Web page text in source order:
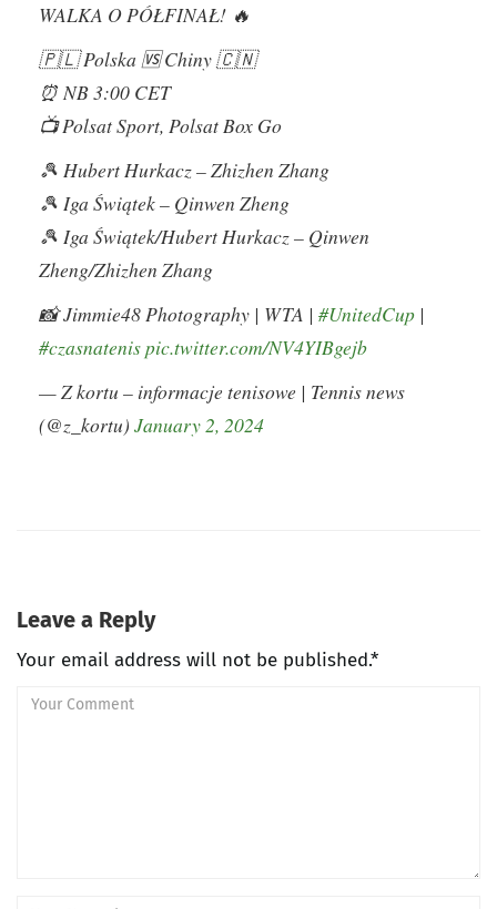
WALKA O PÓŁFINAŁ! 🔥
🇵🇱 Polska 🆚 Chiny 🇨🇳
⏰ NB 3:00 CET
📺 Polsat Sport, Polsat Box Go
🎾 Hubert Hurkacz – Zhizhen Zhang
🎾 Iga Świątek – Qinwen Zheng
🎾 Iga Świątek/Hubert Hurkacz – Qinwen
Zheng/Zhizhen Zhang
📸 Jimmie48 Photography | WTA | #UnitedCup |
#czasnatenispic.twitter.com/NV4YIBgejb
— Z kortu – informacje tenisowe | Tennis news
(@z_kortu) January 2, 2024
Leave a Reply
Your email address will not be published.*